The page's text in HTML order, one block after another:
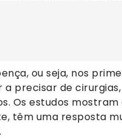
ou seja, nos
precisar de
Os estudos
têm uma resposta